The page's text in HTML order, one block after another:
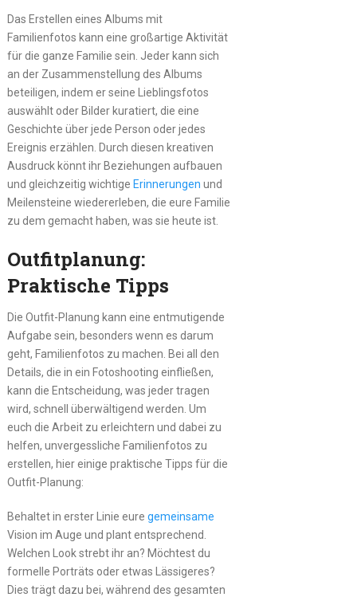
Das Erstellen eines Albums mit
Familienfotos kann eine großartige Aktivität
für die ganze Familie sein. Jeder kann sich
an der Zusammenstellung des Albums
beteiligen, indem er seine Lieblingsfotos
auswählt oder Bilder kuratiert, die eine
Geschichte über jede Person oder jedes
Ereignis erzählen. Durch diesen kreativen
Ausdruck könnt ihr Beziehungen aufbauen
und gleichzeitig wichtige Erinnerungen und
Meilensteine wiedererleben, die eure Familie
zu dem gemacht haben, was sie heute ist.
Outfitplanung:
Praktische Tipps
Die Outfit-Planung kann eine entmutigende
Aufgabe sein, besonders wenn es darum
geht, Familienfotos zu machen. Bei all den
Details, die in ein Fotoshooting einfließen,
kann die Entscheidung, was jeder tragen
wird, schnell überwältigend werden. Um
euch die Arbeit zu erleichtern und dabei zu
helfen, unvergessliche Familienfotos zu
erstellen, hier einige praktische Tipps für die
Outfit-Planung:
Behaltet in erster Linie eure gemeinsame
Vision im Auge und plant entsprechend.
Welchen Look strebt ihr an? Möchtest du
formelle Porträts oder etwas Lässigeres?
Dies trägt dazu bei, während des gesamten